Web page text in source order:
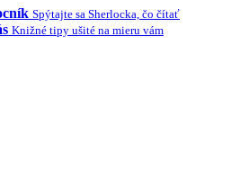
Spýtajte sa Sherlocka, čo čítať
Knižné tipy ušité na mieru vám